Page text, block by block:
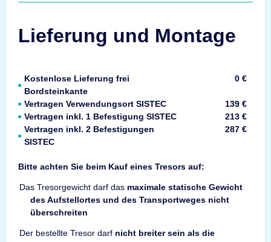
Lieferung und Montage
Kostenlose Lieferung frei
Bordsteinkante
0 €
Vertragen Verwendungsort SISTEC
139 €
Vertragen inkl. 1 Befestigung SISTEC
213 €
Vertragen inkl. 2 Befestigungen
SISTEC
287 €
Bitte achten Sie beim Kauf eines Tresors auf:
Das Tresorgewicht darf das maximale statische Gewicht
des Aufstellortes und des Transportweges nicht
überschreiten
Der bestellte Tresor darf nicht breiter sein als die